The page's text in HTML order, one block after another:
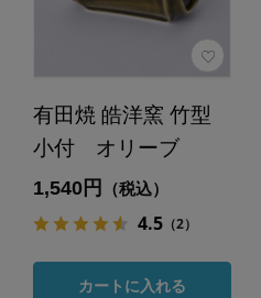
有田焼 皓洋窯 竹型
小付 オリーブ
1,540円 （税込）
4.5（2）
カートに入れる